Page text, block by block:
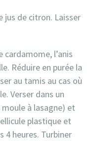
jus de citron. Laisser
l’anis
Réduire en purée la
au tamis au cas où
Verser dans un
à lasagne) et
plastique et
4 heures. Turbiner